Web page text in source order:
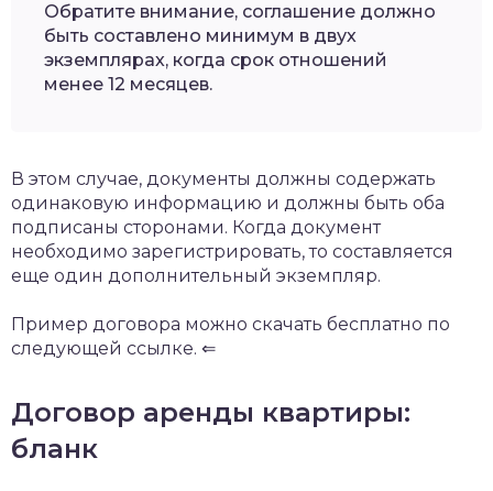
Обратите внимание, соглашение должно
быть составлено минимум в двух
экземплярах, когда срок отношений
менее 12 месяцев.
В этом случае, документы должны содержать
одинаковую информацию и должны быть оба
подписаны сторонами. Когда документ
необходимо зарегистрировать, то составляется
еще один дополнительный экземпляр.
Пример договора можно скачать бесплатно по
следующей ссылке. ⇐
Договор аренды квартиры:
бланк